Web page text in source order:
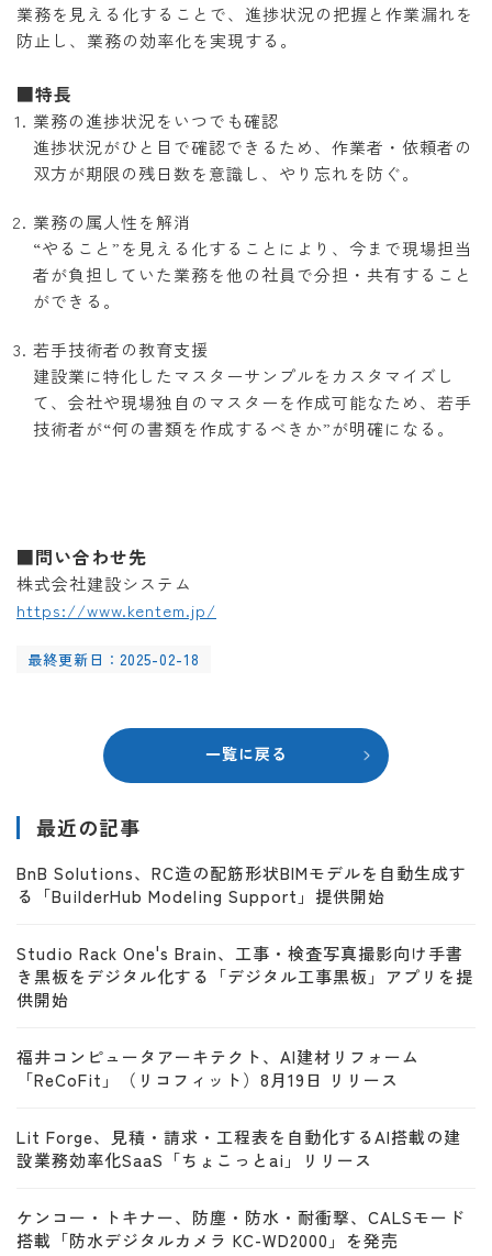
業務を見える化することで、進捗状況の把握と作業漏れを
防止し、業務の効率化を実現する。
■特長
業務の進捗状況をいつでも確認
進捗状況がひと目で確認できるため、作業者・依頼者の
双方が期限の残日数を意識し、やり忘れを防ぐ。
業務の属人性を解消
“やること”を見える化することにより、今まで現場担当
者が負担していた業務を他の社員で分担・共有すること
ができる。
若手技術者の教育支援
建設業に特化したマスターサンプルをカスタマイズし
て、会社や現場独自のマスターを作成可能なため、若手
技術者が“何の書類を作成するべきか”が明確になる。
■問い合わせ先
株式会社建設システム
https://www.kentem.jp/
最終更新日：2025-02-18
一覧に戻る
最近の記事
BnB Solutions、RC造の配筋形状BIMモデルを自動生成す
る「BuilderHub Modeling Support」提供開始
Studio Rack One's Brain、工事・検査写真撮影向け手書
き黒板をデジタル化する「デジタル工事黒板」アプリを提
供開始
福井コンピュータアーキテクト、AI建材リフォーム
「ReCoFit」（リコフィット）8月19日 リリース
Lit Forge、見積・請求・工程表を自動化するAI搭載の建
設業務効率化SaaS「ちょこっとai」リリース
ケンコー・トキナー、防塵・防水・耐衝撃、CALSモード
搭載「防水デジタルカメラ KC-WD2000」を発売